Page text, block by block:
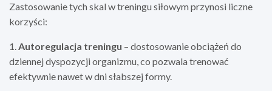
Zastosowanie tych skal w treningu siłowym przynosi liczne
korzyści:
1.Autoregulacja treningu – dostosowanie obciążeń do
dziennej dyspozycji organizmu, co pozwala trenować
efektywnie nawet w dni słabszej formy.